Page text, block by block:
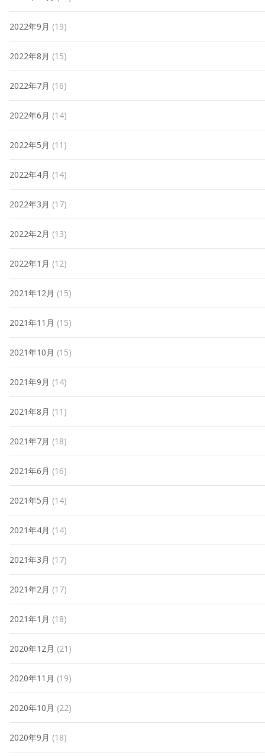
2022年9月 (19)
2022年8月 (15)
2022年7月 (16)
2022年6月 (14)
2022年5月 (11)
2022年4月 (14)
2022年3月 (17)
2022年2月 (13)
2022年1月 (12)
2021年12月 (15)
2021年11月 (15)
2021年10月 (15)
2021年9月 (14)
2021年8月 (11)
2021年7月 (18)
2021年6月 (16)
2021年5月 (14)
2021年4月 (14)
2021年3月 (17)
2021年2月 (17)
2021年1月 (18)
2020年12月 (21)
2020年11月 (19)
2020年10月 (22)
2020年9月 (18)